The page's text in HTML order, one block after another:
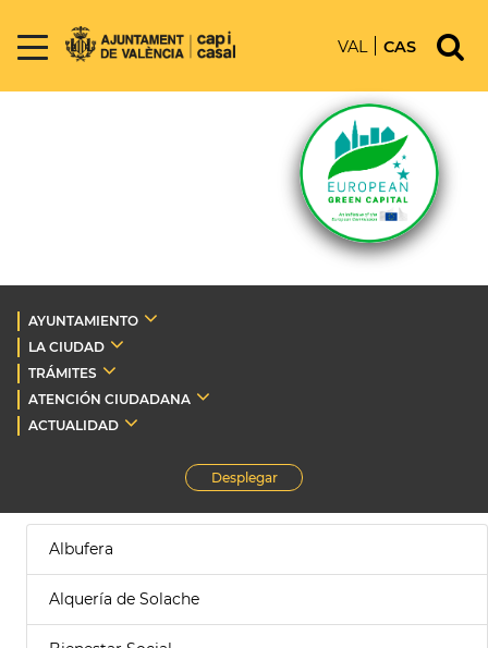
VAL CAS
AYUNTAMIENTO
LA CIUDAD
TRÁMITES
ATENCIÓN CIUDADANA
ACTUALIDAD
Desplegar
Albufera
Alquería de Solache